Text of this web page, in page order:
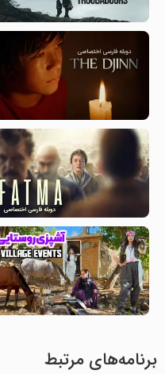
برنامه‌های مرتبط